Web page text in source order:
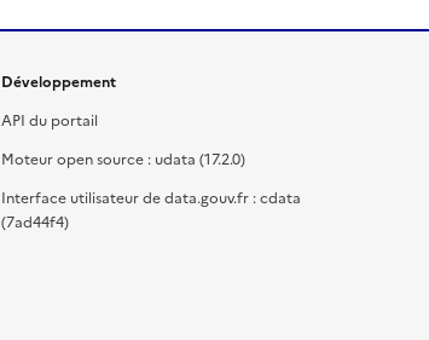
Développement
API du portail
Moteur open source : udata (17.2.0)
Interface utilisateur de data.gouv.fr : cdata
(7ad44f4)